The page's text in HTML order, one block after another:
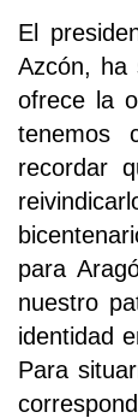
El
Azcón, ha
ofrece la
tenemos
recordar
para
nuestro
identidad
Para